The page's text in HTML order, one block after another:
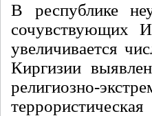
В республике
сочувствующих
увеличивается
Киргизии
религиозно-